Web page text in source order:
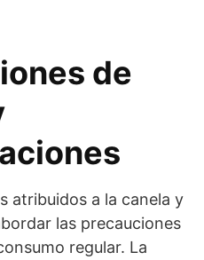
de
atribuidos a la canela y
las precauciones
regular. La